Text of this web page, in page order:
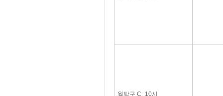
월탁구 C_10시